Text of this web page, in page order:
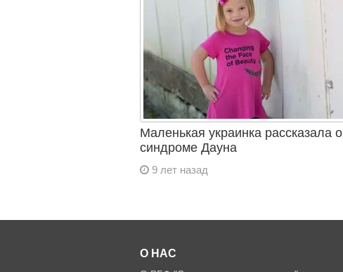
Маленькая украинка рассказала о
синдроме Дауна
9 лет назад
О НАС